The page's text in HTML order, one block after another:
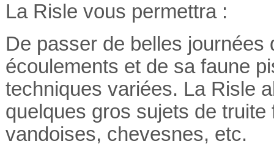
La Risle vous permettra :
De passer de belles
écoulements et de sa faune
techniques variées. La Risle
quelques gros sujets de
vandoises, chevesnes, etc.